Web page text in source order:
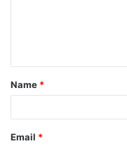
t
*
Name *
Email *